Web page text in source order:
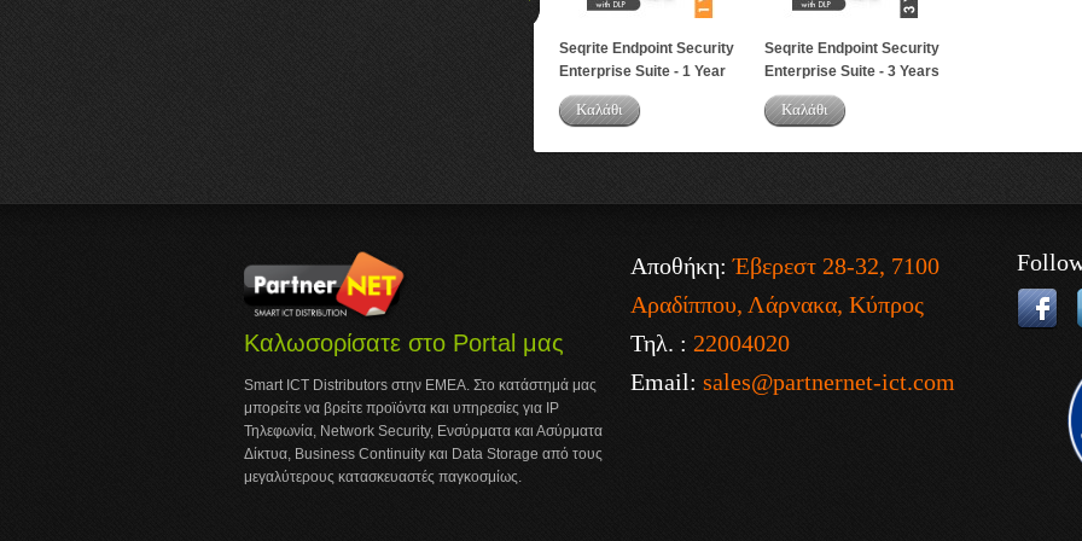
Seqrite Endpoint Security
Enterprise Suite - 1 Year
Καλάθι
Seqrite Endpoint Security
Enterprise Suite - 3 Years
Καλάθι
Καλωσορίσατε στο Portal μας
Smart ICT Distributors στην ΕΜΕΑ. Στο κατάστημά μας
μπορείτε να βρείτε προϊόντα και υπηρεσίες για IP
Τηλεφωνία, Network Security, Ενσύρματα και Ασύρματα
Δίκτυα, Business Continuity και Data Storage από τους
μεγαλύτερους κατασκευαστές παγκοσμίως.
Αποθήκη:Έβερεστ 28-32, 7100
Αραδίππου, Λάρνακα, Κύπρος
Τηλ. : 22004020
Email: sales@partnernet-ict.com